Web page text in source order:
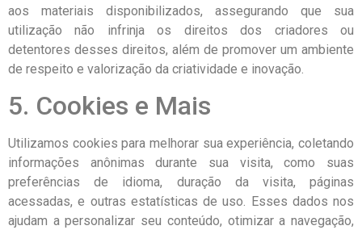
aos materiais disponibilizados, assegurando que sua
utilização não infrinja os direitos dos criadores ou
detentores desses direitos, além de promover um ambiente
de respeito e valorização da criatividade e inovação.
5. Cookies e Mais
Utilizamos cookies para melhorar sua experiência, coletando
informações anônimas durante sua visita, como suas
preferências de idioma, duração da visita, páginas
acessadas, e outras estatísticas de uso. Esses dados nos
ajudam a personalizar seu conteúdo, otimizar a navegação,